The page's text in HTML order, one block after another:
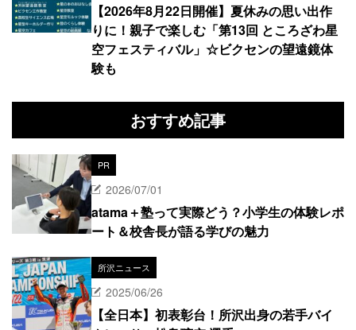
【2026年8月22日開催】夏休みの思い出作
りに！親子で楽しむ「第13回 ところざわ星
空フェスティバル」☆ビクセンの望遠鏡体
験も
おすすめ記事
PR
2026/07/01
atama＋塾って実際どう？小学生の体験レポ
ート＆校舎長が語る学びの魅力
所沢ニュース
2025/06/26
【全日本】初表彰台！所沢出身の若手バイ